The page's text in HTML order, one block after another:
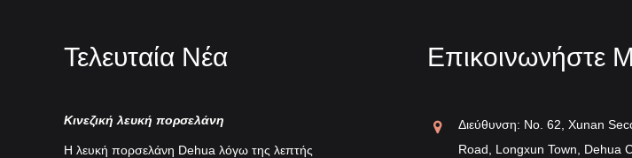
Τελευταία Νέα
Κινεζική λευκή πορσελάνη
Η λευκή πορσελάνη Dehua λόγω της λεπτής
Λευκή πορσελάνη Dingyao
Η φήμη της λευκής πορσελάνης Dingyao
Επικοινωνήστε
Διεύθυνση: No. 62, Xunan
Road, Longxun Town, Dehua